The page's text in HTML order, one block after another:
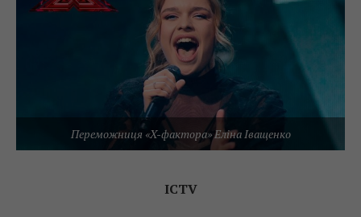
Переможниця «X-фактора» Еліна Іващенко
ICTV